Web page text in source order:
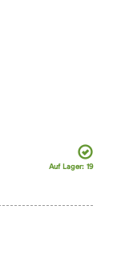
Auf Lager: 19